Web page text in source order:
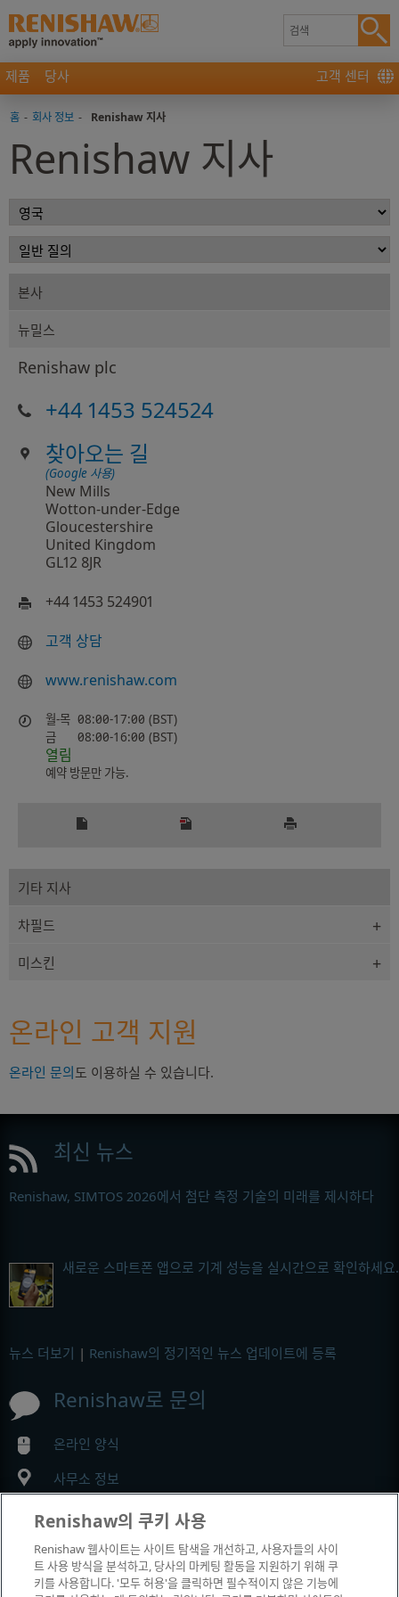
제품 당사 고객 센터
홈 - 회사 정보 - Renishaw 지사
Renishaw 지사
본사
뉴밀스
Renishaw plc
+44 1453 524524
찾아오는 길
(Google 사용)
New Mills
Wotton-under-Edge
Gloucestershire
United Kingdom
GL12 8JR
+44 1453 524901
고객 상담
www.renishaw.com
월-목 08:00-17:00 (BST)
금
08:00-16:00 (BST)
열림
예약 방문만 가능.
기타 지사
차필드
미스킨
온라인 고객 지원
온라인 문의 도 이용하실 수 있습니다.
최신 뉴스
Renishaw, SIMTOS 2026에서 첨단 측정 기술의 미래를 제시하다
새로운 스마트폰 앱으로 기계 성능을 실시간으로 확인하세요.
뉴스 더보기 | Renishaw의 정기적인 뉴스 업데이트에 등록
Renishaw로 문의
온라인 양식
사무소 정보
MyRenishaw
온라인 구매
Renishaw의 쿠키 사용
Renishaw 웹사이트는 사이트 탐색을 개선하고, 사용자들의 사이
트 사용 방식을 분석하고, 당사의 마케팅 활동을 지원하기 위해 쿠
키를 사용합니다. '모두 허용'을 클릭하면 필수적이지 않은 기능에